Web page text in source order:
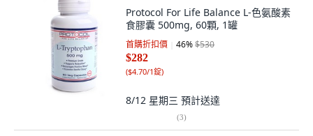
Protocol For Life Balance L-色氨酸素
食膠囊 500mg, 60顆, 1罐
首購折扣價 46%$530
$282
($4.70/1錠)
8/12 星期三 預計送達
(3)